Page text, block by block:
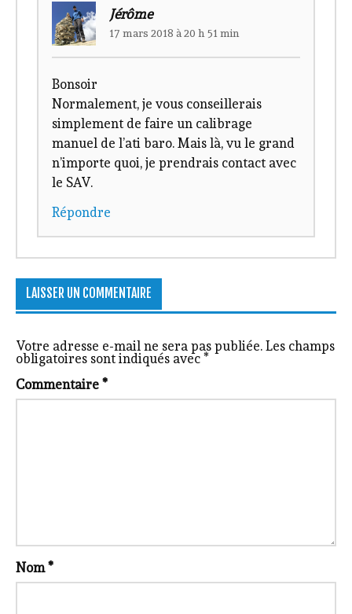
Jérôme
17 mars 2018 à 20 h 51 min
Bonsoir
Normalement, je vous conseillerais
simplement de faire un calibrage
manuel de l’ati baro. Mais là, vu le grand
n’importe quoi, je prendrais contact avec
le SAV.
Répondre
LAISSER UN COMMENTAIRE
Votre adresse e-mail ne sera pas publiée. Les champs
obligatoires sont indiqués avec*
Commentaire*
Nom*